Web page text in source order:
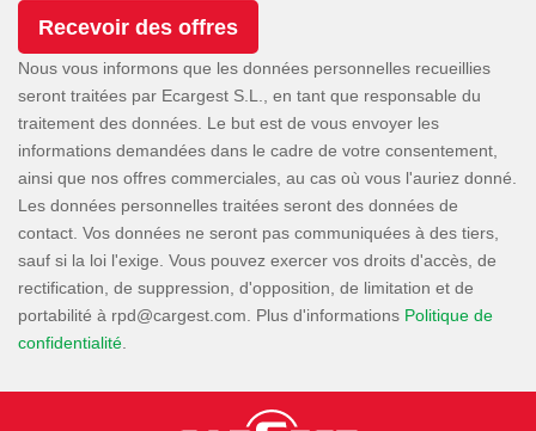
Nous vous informons que les données personnelles recueillies
seront traitées par Ecargest S.L., en tant que responsable du
traitement des données. Le but est de vous envoyer les
informations demandées dans le cadre de votre consentement,
ainsi que nos offres commerciales, au cas où vous l'auriez donné.
Les données personnelles traitées seront des données de
contact. Vos données ne seront pas communiquées à des tiers,
sauf si la loi l'exige. Vous pouvez exercer vos droits d'accès, de
rectification, de suppression, d'opposition, de limitation et de
portabilité à
. Plus d'informations Politique de
confidentialité